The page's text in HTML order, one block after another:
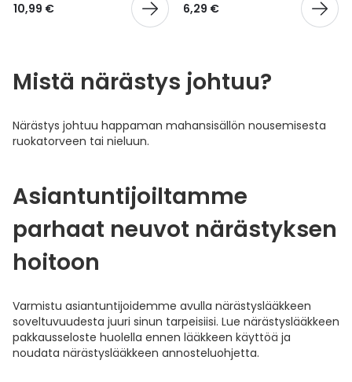
10,99 € 6,29 €
Mistä närästys johtuu?
Närästys johtuu happaman mahansisällön nousemisesta
ruokatorveen tai nieluun.
Asiantuntijoiltamme
parhaat neuvot närästyksen
hoitoon
Varmistu asiantuntijoidemme avulla närästyslääkkeen
soveltuvuudesta juuri sinun tarpeisiisi. Lue närästyslääkkeen
pakkausseloste huolella ennen lääkkeen käyttöä ja
noudata närästyslääkkeen annosteluohjetta.